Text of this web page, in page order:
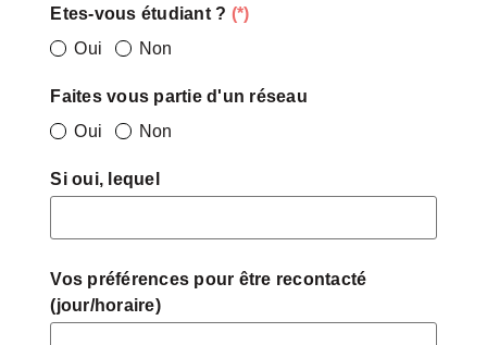
Etes-vous étudiant ? (*)
Oui
Non
Faites vous partie d'un réseau
Oui
Non
Si oui, lequel
Vos préférences pour être recontacté
(jour/horaire)